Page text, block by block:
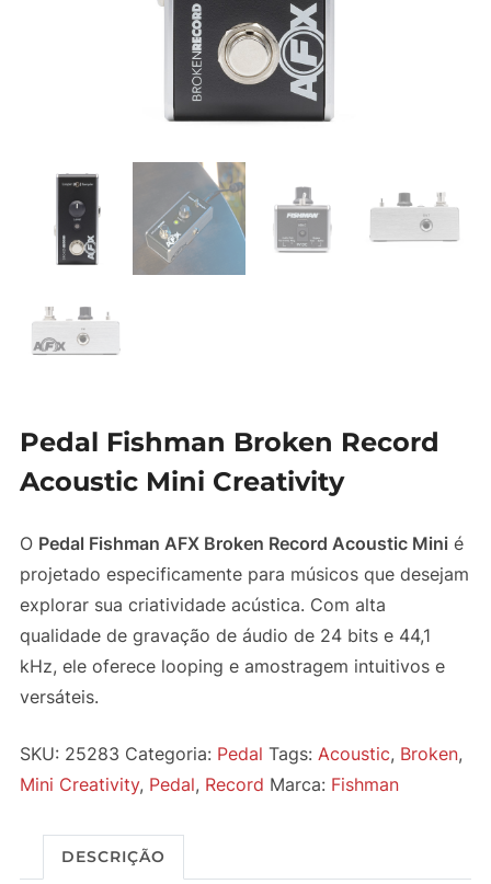
Pedal Fishman Broken Record
Acoustic Mini Creativity
O Pedal Fishman AFX Broken Record Acoustic Minié
projetado especificamente para músicos que desejam
explorar sua criatividade acústica. Com alta
qualidade de gravação de áudio de 24 bits e 44,1
kHz, ele oferece looping e amostragem intuitivos e
versáteis.
SKU: 25283 Categoria: Pedal Tags: Acoustic, Broken,
Mini Creativity, Pedal, Record Marca: Fishman
DESCRIÇÃO